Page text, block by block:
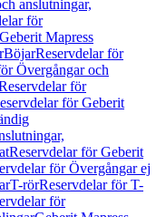
anslutningar,
för
Geberit Mapress
BöjarReservdelar för
Övergångar och
för
för Geberit
Reservdelar för Geberit
för Övergångar ej
T-rörReservdelar för T-
för